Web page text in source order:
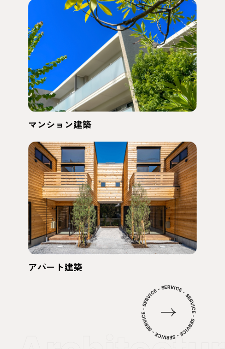
マンション建築
アパート建築